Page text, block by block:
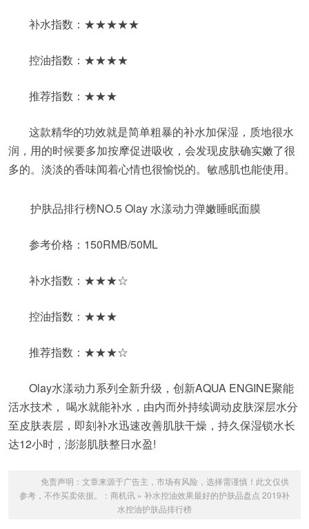
补水指数：★★★★★
控油指数：★★★★
推荐指数：★★★
这款精华的功效就是简单粗暴的补水加保湿，质地很水
润，用的时候要多加按摩促进吸收，会发现皮肤确实嫩了很
多的。淡淡的香味闻着心情也很愉悦的。敏感肌也能使用。
护肤品排行榜NO.5 Olay 水漾动力弹嫩睡眠面膜
参考价格：150RMB/50ML
补水指数：★★★☆
控油指数：★★★
推荐指数：★★★☆
Olay水漾动力系列全新升级，创新AQUA ENGINE聚能
活水技术， 喝水就能补水，由内而外持续调动皮肤深层水分
至皮肤表层，即刻补水迅速改善肌肤干燥，持久保湿锁水长
达12小时，澎澎肌肤整日水盈!
免责声明：文章来源于广告主，市场有风险，选择需谨慎！此文仅供
参考，不作买卖依据。： 商机讯 » 补水控油效果最好的护肤品盘点 2019补
水控油护肤品排行榜